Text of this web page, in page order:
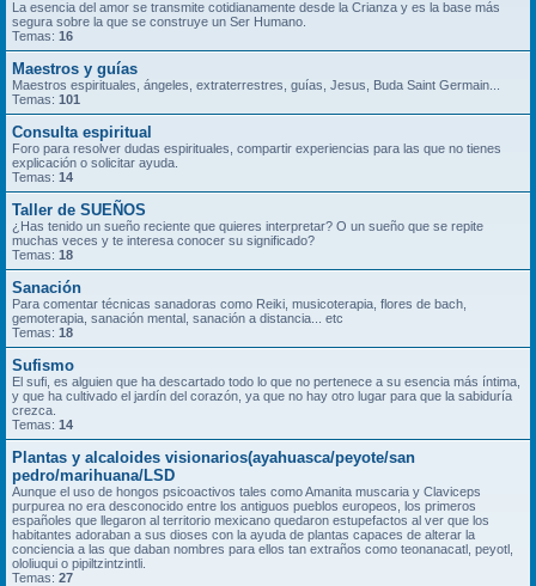
La esencia del amor se transmite cotidianamente desde la Crianza y es la base más
segura sobre la que se construye un Ser Humano.
Temas: 16
Maestros y guías
Maestros espirituales, ángeles, extraterrestres, guías, Jesus, Buda Saint Germain...
Temas: 101
Consulta espiritual
Foro para resolver dudas espirituales, compartir experiencias para las que no tienes
explicación o solicitar ayuda.
Temas: 14
Taller de SUEÑOS
¿Has tenido un sueño reciente que quieres interpretar? O un sueño que se repite
muchas veces y te interesa conocer su significado?
Temas: 18
Sanación
Para comentar técnicas sanadoras como Reiki, musicoterapia, flores de bach,
gemoterapia, sanación mental, sanación a distancia... etc
Temas: 18
Sufismo
El sufi, es alguien que ha descartado todo lo que no pertenece a su esencia más íntima,
y que ha cultivado el jardín del corazón, ya que no hay otro lugar para que la sabiduría
crezca.
Temas: 14
Plantas y alcaloides visionarios(ayahuasca/peyote/san
pedro/marihuana/LSD
Aunque el uso de hongos psicoactivos tales como Amanita muscaria y Claviceps
purpurea no era desconocido entre los antiguos pueblos europeos, los primeros
españoles que llegaron al territorio mexicano quedaron estupefactos al ver que los
habitantes adoraban a sus dioses con la ayuda de plantas capaces de alterar la
conciencia a las que daban nombres para ellos tan extraños como teonanacatl, peyotl,
ololiuqui o pipiltzintzintli.
Temas: 27